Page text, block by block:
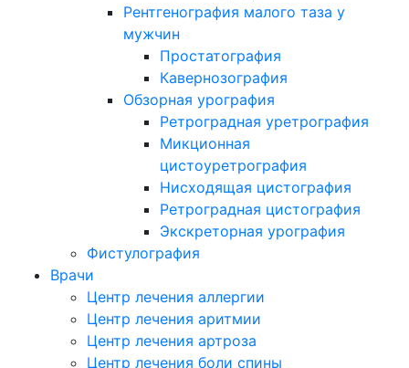
Рентгенография малого таза у
мужчин
Простатография
Кавернозография
Обзорная урография
Ретроградная уретрография
Микционная
цистоуретрография
Нисходящая цистография
Ретроградная цистография
Экскреторная урография
Фистулография
Врачи
Центр лечения аллергии
Центр лечения аритмии
Центр лечения артроза
Центр лечения боли спины